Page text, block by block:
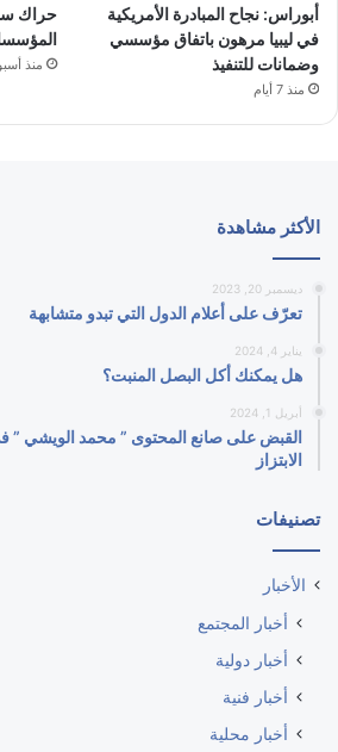
أبوراس: نجاح المبادرة الأمريكية
في ليبيا مرهون باتفاق مؤسسي
وضمانات للتنفيذ
منذ 7 أيام
حراك
منذ
الأكثر مشاهدة
ديسمبر 20, 2023
تعرّف على أعلام الدول التي تبدو متشابهة
يناير 4, 2024
هل يمكنك أكل البصل المنبت؟
أبريل 1, 2024
القبض على صانع المحتوى ” محمد الويشي ”
الابتزاز
تصنيفات
الأخبار
أخبار المجتمع
أخبار دولية
أخبار فنية
أخبار محلية